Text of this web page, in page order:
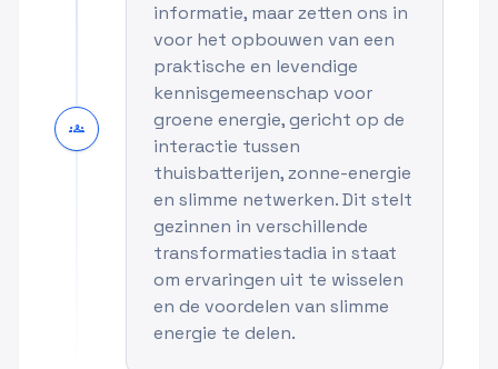
groups
informatie, maar zetten ons in
voor het opbouwen van een
praktische en levendige
kennisgemeenschap voor
groene energie, gericht op de
interactie tussen
thuisbatterijen, zonne-energie
en slimme netwerken. Dit stelt
gezinnen in verschillende
transformatiestadia in staat
om ervaringen uit te wisselen
en de voordelen van slimme
energie te delen.